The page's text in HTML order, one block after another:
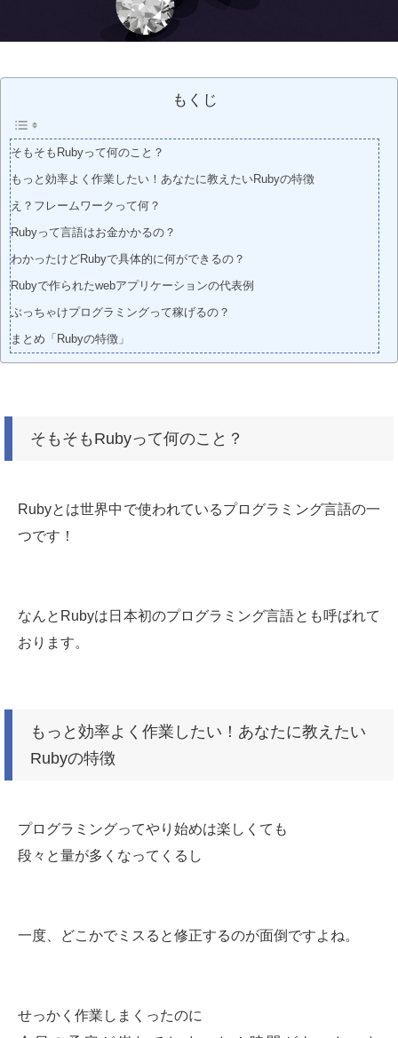
もくじ
そもそもRubyって何のこと？
もっと効率よく作業したい！あなたに教えたいRubyの特徴
え？フレームワークって何？
Rubyって言語はお金かかるの？
わかったけどRubyで具体的に何ができるの？
Rubyで作られたwebアプリケーションの代表例
ぶっちゃけプログラミングって稼げるの？
まとめ「Rubyの特徴」
そもそもRubyって何のこと？
Rubyとは世界中で使われているプログラミング言語の一
つです！
なんとRubyは日本初のプログラミング言語とも呼ばれて
おります。
もっと効率よく作業したい！あなたに教えたい
Rubyの特徴
プログラミングってやり始めは楽しくても
段々と量が多くなってくるし
一度、どこかでミスると修正するのが面倒ですよね。
せっかく作業しまくったのに